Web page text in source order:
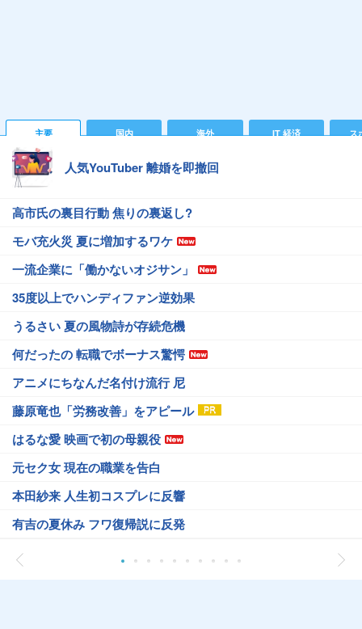
主要 国内 海外 IT 経済 ス
人気YouTuber 離婚を即撤回
高市氏の裏目行動 焦りの裏返し?
モバ充火災 夏に増加するワケ
一流企業に「働かないオジサン」
35度以上でハンディファン逆効果
うるさい 夏の風物詩が存続危機
何だったの 転職でボーナス驚愕
アニメにちなんだ名付け流行 尼
藤原竜也「労務改善」をアピール
はるな愛 映画で初の母親役
元セク女 現在の職業を告白
本田紗来 人生初コスプレに反響
有吉の夏休み フワ復帰説に反発